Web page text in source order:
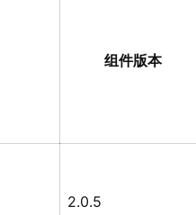
组件版本
2.0.5